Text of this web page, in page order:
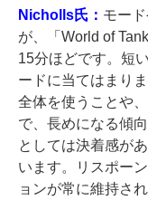
Nicholls氏： モー
が、「World of
15分ほどです。短
ードに当てはまり
全体を使うことや
で、長めになる傾
としては決着感が
います。リスポー
ョンが常に維持さ